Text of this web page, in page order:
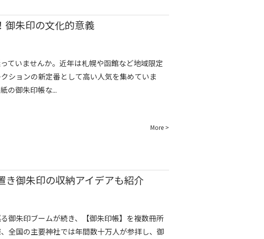
御朱印の文化的意義
ていませんか。近年は札幌や函館など地域限定
ションの新定番として高い人気を集めていま
の御朱印帳な...
More >
御朱印の収納アイデアも紹介
御朱印ブームが続き、【御朱印帳】を複数冊所
全国の主要神社では年間数十万人が参拝し、御